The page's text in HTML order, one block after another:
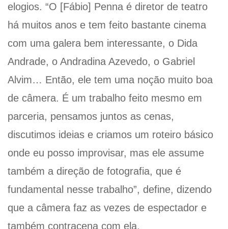
elogios. “O [Fábio] Penna é diretor de teatro
há muitos anos e tem feito bastante cinema
com uma galera bem interessante, o Dida
Andrade, o Andradina Azevedo, o Gabriel
Alvim… Então, ele tem uma noção muito boa
de câmera. É um trabalho feito mesmo em
parceria, pensamos juntos as cenas,
discutimos ideias e criamos um roteiro básico
onde eu posso improvisar, mas ele assume
também a direção de fotografia, que é
fundamental nesse trabalho”, define, dizendo
que a câmera faz as vezes de espectador e
também contracena com ela.